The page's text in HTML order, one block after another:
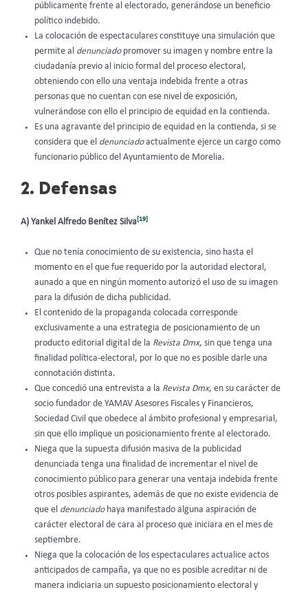
públicamente frente al electorado, generándose un beneficio
político indebido.
La colocación de espectaculares constituye una simulación que
permite al denunciado promover su imagen y nombre entre la
ciudadanía previo al inicio formal del proceso electoral,
obteniendo con ello una ventaja indebida frente a otras
personas que no cuentan con ese nivel de exposición,
vulnerándose con ello el principio de equidad en la contienda.
Es una agravante del principio de equidad en la contienda, si se
considera que el denunciadoactualmente ejerce un cargo como
funcionario público del Ayuntamiento de Morelia.
2. Defensas
A) Yankel Alfredo Benítez Silva[19]
Que no tenía conocimiento de su existencia, sino hasta el
momento en el que fue requerido por la autoridad electoral,
aunado a que en ningún momento autorizó el uso de su imagen
para la difusión de dicha publicidad.
El contenido de la propaganda colocada corresponde
exclusivamente a una estrategia de posicionamiento de un
producto editorial digital de la Revista Dmx, sin que tenga una
finalidad política-electoral, por lo que no es posible darle una
connotación distinta.
Que concedió una entrevista a la Revista Dmx, en su carácter de
socio fundador de YAMAV Asesores Fiscales y Financieros,
Sociedad Civil que obedece al ámbito profesional y empresarial,
sin que ello implique un posicionamiento frente al electorado.
Niega que la supuesta difusión masiva de la publicidad
denunciada tenga una finalidad de incrementar el nivel de
conocimiento público para generar una ventaja indebida frente
otros posibles aspirantes, además de que no existe evidencia de
que el denunciado haya manifestado alguna aspiración de
carácter electoral de cara al proceso que iniciara en el mes de
septiembre.
Niega que la colocación de los espectaculares actualice actos
anticipados de campaña, ya que no es posible acreditar ni de
manera indiciaria un supuesto posicionamiento electoral y